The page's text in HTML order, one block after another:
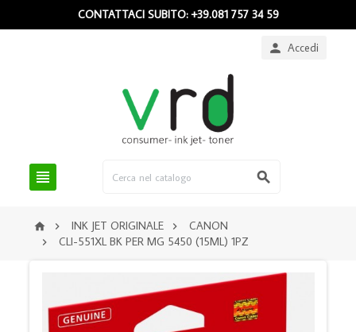
CONTATTACI SUBITO: +39.081 757 34 59
 Accedi
 
  INK JET ORIGINALE  CANON
 CLI-551XL BK PER MG 5450 (15ML) 1PZ